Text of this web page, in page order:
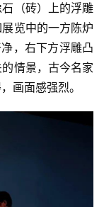
（砖）上的浮雕
览中的一方陈炉
，右下方浮雕凸
情景，古今名家
画面感强烈。